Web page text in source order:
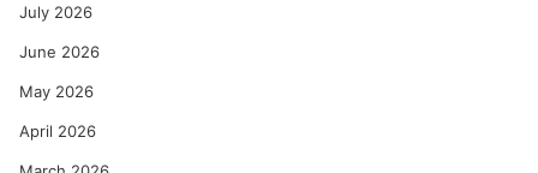
July 2026
June 2026
May 2026
April 2026